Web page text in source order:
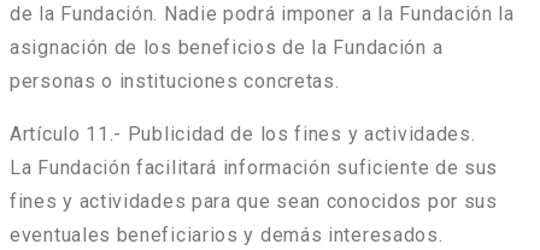
de la Fundación. Nadie podrá imponer a la Fundación la
asignación de los beneficios de la Fundación a
personas o instituciones concretas.
Artículo 11.- Publicidad de los fines y actividades.
La Fundación facilitará información suficiente de sus
fines y actividades para que sean conocidos por sus
eventuales beneficiarios y demás interesados.